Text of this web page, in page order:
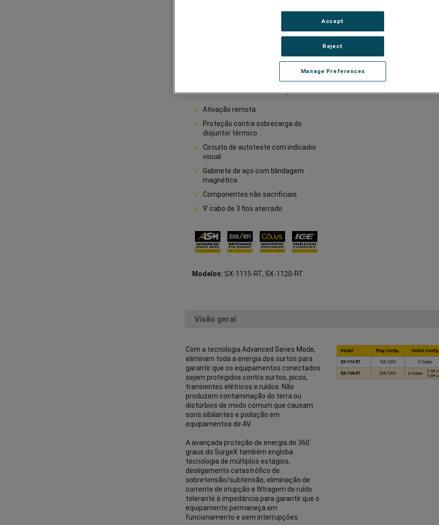
elétricos nocivos que podem causar
técnicos liguem ou desliguem o
reinicializações rápidas que podem
Ativação remota
Proteção contra sobrecarga do
disjuntor térmico
Circuito de autoteste com indicador
visual
Gabinete de aço com blindagem
magnética
Componentes não sacrificiais
9’ cabo de 3 fios aterrado
Modelos: SX-1115-RT, SX-1120-RT
Visão geral
Com a tecnologia Advanced Series Mode,
eliminam toda a energia dos surtos para
garantir que os equipamentos conectados
sejam protegidos contra surtos, picos,
transientes elétricos e ruídos. Não
produzem contaminação do terra ou
distúrbios de modo comum que causam
sons sibilantes e pixilação em
equipamentos de AV.
A avançada proteção de energia de 360
graus do SurgeX também engloba
tecnologia de múltiplos estágios,
desligamento catastrófico de
sobretensão/subtensão, eliminação de
corrente de irrupção e filtragem de ruído
tolerante à impedância para garantir que o
equipamento permaneça em
funcionamento e sem interrupções.
Manage Preferences
Reject
Accept